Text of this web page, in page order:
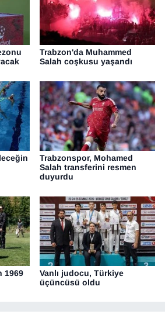
Trabzon'da Muhammed
Salah coşkusu yaşandı
Trabzonspor, Mohamed
Salah transferini resmen
duyurdu
1969
Vanlı judocu, Türkiye
üçüncüsü oldu